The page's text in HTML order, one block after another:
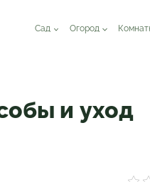
Сад Огород
и уход